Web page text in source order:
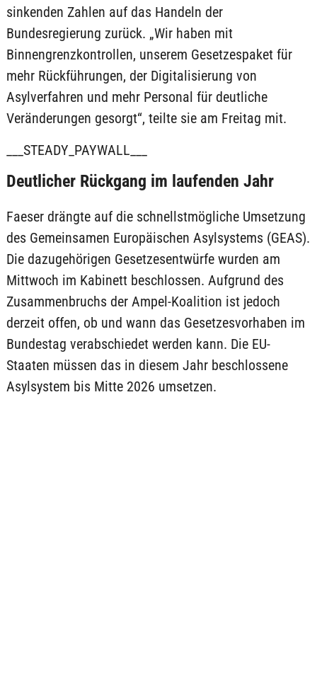
sinkenden Zahlen auf das Handeln der
Bundesregierung zurück. „Wir haben mit
Binnengrenzkontrollen, unserem Gesetzespaket für
mehr Rückführungen, der Digitalisierung von
Asylverfahren und mehr Personal für deutliche
Veränderungen gesorgt“, teilte sie am Freitag mit.
___STEADY_PAYWALL___
Deutlicher Rückgang im laufenden Jahr
Faeser drängte auf die schnellstmögliche Umsetzung
des Gemeinsamen Europäischen Asylsystems (GEAS).
Die dazugehörigen Gesetzesentwürfe wurden am
Mittwoch im Kabinett beschlossen. Aufgrund des
Zusammenbruchs der Ampel-Koalition ist jedoch
derzeit offen, ob und wann das Gesetzesvorhaben im
Bundestag verabschiedet werden kann. Die EU-
Staaten müssen das in diesem Jahr beschlossene
Asylsystem bis Mitte 2026 umsetzen.